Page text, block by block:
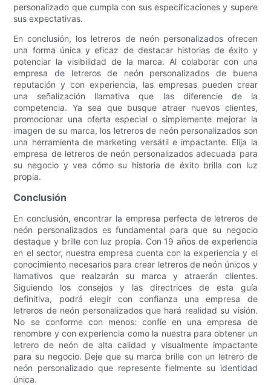
personalizado que cumpla con sus especificaciones y supere
sus expectativas.
En conclusión, los letreros de neón personalizados ofrecen
una forma única y eficaz de destacar historias de éxito y
potenciar la visibilidad de la marca. Al colaborar con una
empresa de letreros de neón personalizados de buena
reputación y con experiencia, las empresas pueden crear
una señalización llamativa que las diferencie de la
competencia. Ya sea que busque atraer nuevos clientes,
promocionar una oferta especial o simplemente mejorar la
imagen de su marca, los letreros de neón personalizados son
una herramienta de marketing versátil e impactante. Elija la
empresa de letreros de neón personalizados adecuada para
su negocio y vea cómo su historia de éxito brilla con luz
propia.
Conclusión
En conclusión, encontrar la empresa perfecta de letreros de
neón personalizados es fundamental para que su negocio
destaque y brille con luz propia. Con 19 años de experiencia
en el sector, nuestra empresa cuenta con la experiencia y el
conocimiento necesarios para crear letreros de neón únicos y
llamativos que realzarán su marca y atraerán clientes.
Siguiendo los consejos y las directrices de esta guía
definitiva, podrá elegir con confianza una empresa de
letreros de neón personalizados que hará realidad su visión.
No se conforme con menos: confíe en una empresa de
renombre y con experiencia como la nuestra para obtener un
letrero de neón de alta calidad y visualmente impactante
para su negocio. Deje que su marca brille con un letrero de
neón personalizado que represente fielmente su identidad
única.